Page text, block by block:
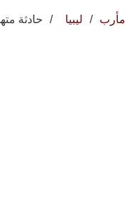
مأرب ليبيا حادثة